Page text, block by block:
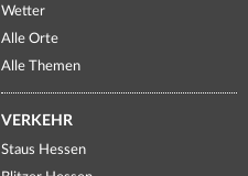
Wetter
Alle Orte
Alle Themen
VERKEHR
Staus Hessen